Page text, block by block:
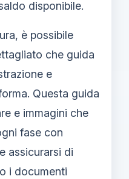
disponibile.
è possibile
che guida
e
Questa guida
e immagini che
fase con
assicurarsi di
i documenti